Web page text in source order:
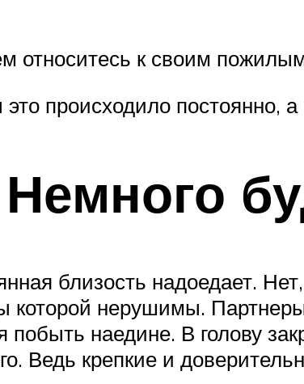
относитесь к своим
происходило постоянно, а
близость надоедает.
которой нерушимы.
побыть наедине. В голову
Ведь крепкие и